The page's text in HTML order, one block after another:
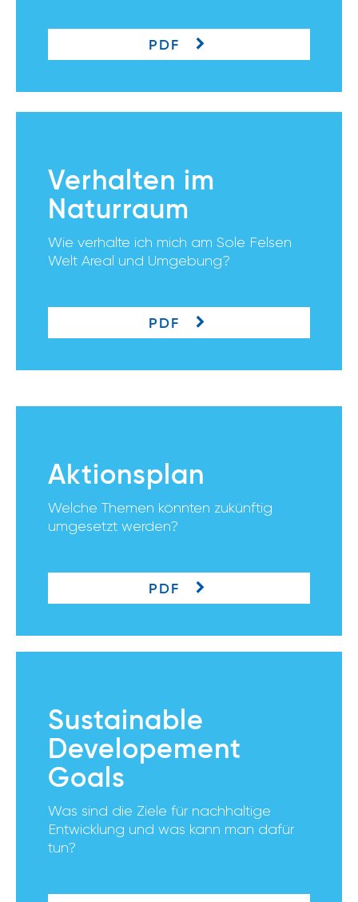
PDF
Verhalten im
Naturraum
Wie verhalte ich mich am Sole Felsen
Welt Areal und Umgebung?
PDF
Aktionsplan
Welche Themen könnten zukünftig
umgesetzt werden?
PDF
Sustainable
Developement
Goals
Was sind die Ziele für nachhaltige
Entwicklung und was kann man dafür
tun?